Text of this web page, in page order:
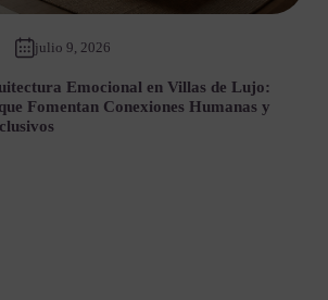
julio 9, 2026
Emocional en Villas de Lujo:
Fomentan Conexiones Humanas y